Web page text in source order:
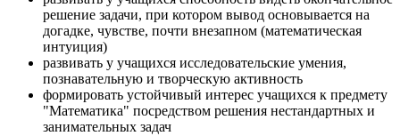
решение задачи, при котором вывод основывается на
догадке, чувстве, почти внезапном (математическая
интуиция)
развивать у учащихся исследовательские умения,
познавательную и творческую активность
формировать устойчивый интерес учащихся к предмету
"Математика" посредством решения нестандартных и
занимательных задач